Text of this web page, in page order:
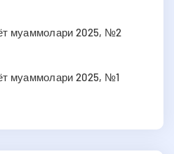
муаммолари 2025, №2
муаммолари 2025, №1